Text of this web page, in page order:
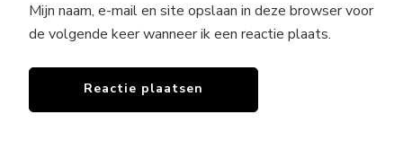
Mijn naam, e-mail en site opslaan in deze browser voor
de volgende keer wanneer ik een reactie plaats.